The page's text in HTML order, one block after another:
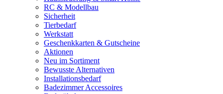
RC & Modellbau
Sicherheit
Tierbedarf
Werkstatt
Geschenkkarten & Gutscheine
Aktionen
Neu im Sortiment
Bewusste Alternativen
Installationsbedarf
Badezimmer Accessoires